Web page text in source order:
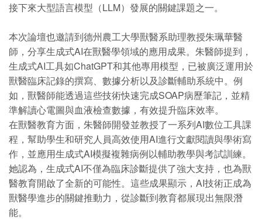
接下來大型語言模型（LLM）發展的關鍵課題之一。
本次論壇也邀請到德州農工大學獸醫系助理教授朱珮華醫
師，分享生成式AI在獸醫學領域的應用成果。朱醫師提到，
生成式AI工具如ChatGPT和其他專用模型，已被廣泛運用於
獸醫臨床記錄的撰寫、數據分析以及診斷輔助系統中。例
如，獸醫師能透過這些技術快速完成SOAP病歷筆記，並精
準解讀心電圖與血液檢查數據，有效提升臨床效率。
在獸醫教育方面，朱醫師開發並教授了一系列AI數位工具課
程，幫助學生和研究人員高效使用AI進行文獻閱讀與學術寫
作，並應用生成式AI模擬複雜病例以輔助教學與考試訓練。
她認為，生成式AI不僅為臨床診斷提供了強大支持，也為獸
醫教育開啟了全新的可能性。這些成果顯示，AI技術正成為
獸醫學進步的關鍵推動力，從診斷到教育都展現出無限潛
能。